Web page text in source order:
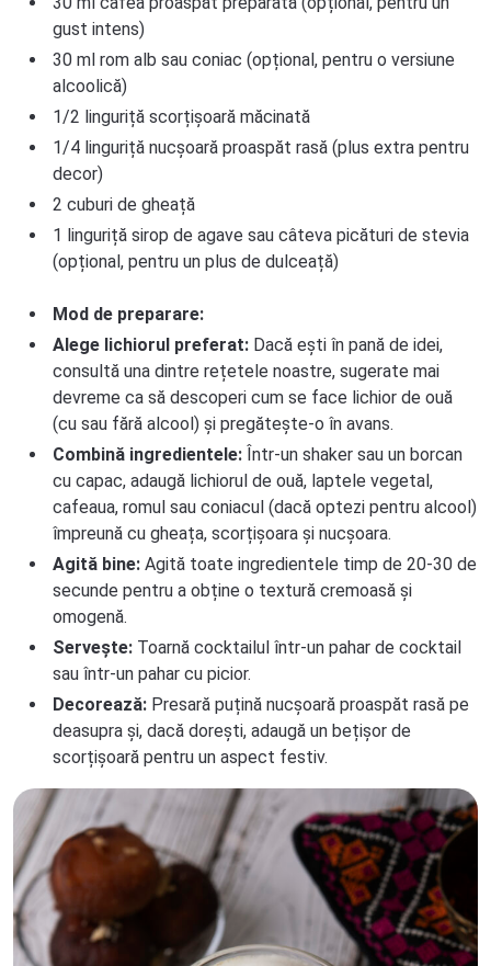
gust intens)
30 ml rom alb sau coniac (opțional, pentru o versiune
alcoolică)
1/2 linguriță scorțișoară măcinată
1/4 linguriță nucșoară proaspăt rasă (plus extra pentru
decor)
2 cuburi de gheață
1 linguriță sirop de agave sau câteva picături de stevia
(opțional, pentru un plus de dulceață)
Mod de preparare:
Alege lichiorul preferat: Dacă ești în pană de idei,
consultă una dintre rețetele noastre, sugerate mai
devreme ca să descoperi cum se face lichior de ouă
(cu sau fără alcool) și pregătește-o în avans.
Combină ingredientele: Într-un shaker sau un borcan
cu capac, adaugă lichiorul de ouă, laptele vegetal,
cafeaua, romul sau coniacul (dacă optezi pentru alcool)
împreună cu gheața, scorțișoara și nucșoara.
Agită bine: Agită toate ingredientele timp de 20-30 de
secunde pentru a obține o textură cremoasă și
omogenă.
Servește: Toarnă cocktailul într-un pahar de cocktail
sau într-un pahar cu picior.
Decorează: Presară puțină nucșoară proaspăt rasă pe
deasupra și, dacă dorești, adaugă un bețișor de
scorțișoară pentru un aspect festiv.